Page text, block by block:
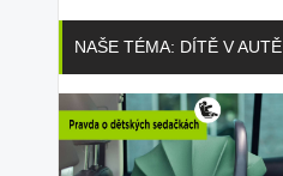
NAŠE TÉMA: DÍTĚ V AUTĚ